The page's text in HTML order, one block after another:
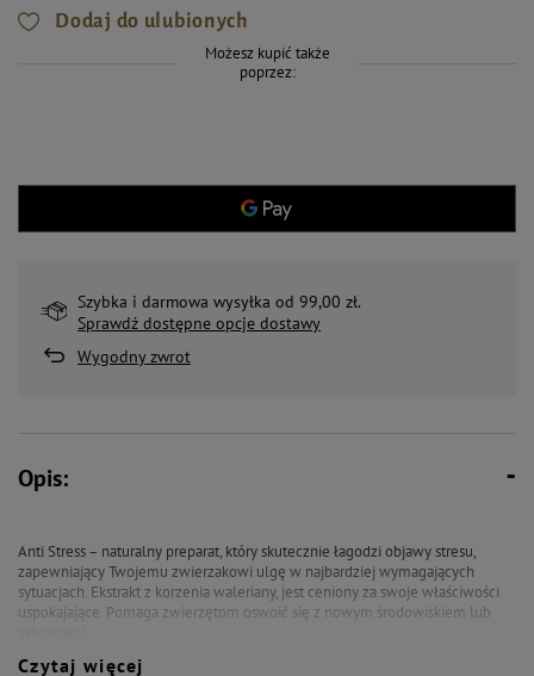
Dodaj do ulubionych
Możesz kupić także
poprzez:
Szybka i darmowa wysyłka od 99,00 zł.
Sprawdź dostępne opcje dostawy
Wygodny zwrot
Opis:
Anti Stress – naturalny preparat, który skutecznie łagodzi objawy stresu,
zapewniający Twojemu zwierzakowi ulgę w najbardziej wymagających
sytuacjach. Ekstrakt z korzenia waleriany, jest ceniony za swoje właściwości
uspokajające. Pomaga zwierzętom oswoić się z nowym środowiskiem lub
Czytaj więcej